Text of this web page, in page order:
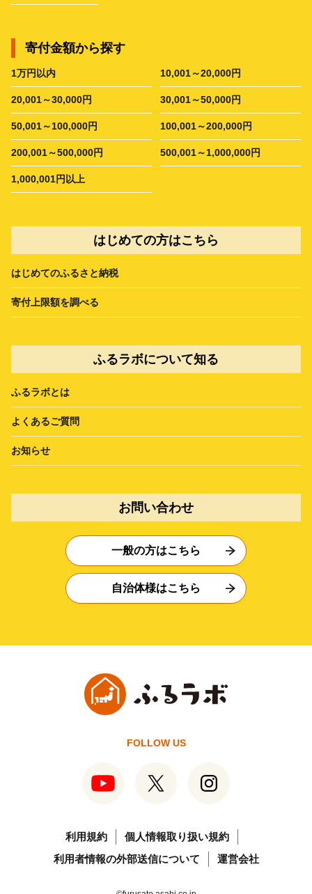
寄付金額から探す
1万円以内 10,001～20,000円
20,001～30,000円 30,001～50,000円
50,001～100,000円 100,001～200,000円
200,001～500,000円 500,001～1,000,000円
1,000,001円以上
はじめての方はこちら
はじめてのふるさと納税
寄付上限額を調べる
ふるラボについて知る
ふるラボとは
よくあるご質問
お知らせ
お問い合わせ
一般の方はこちら
自治体様はこちら
FOLLOW US
利用規約
個人情報取り扱い規約
利用者情報の外部送信について
運営会社